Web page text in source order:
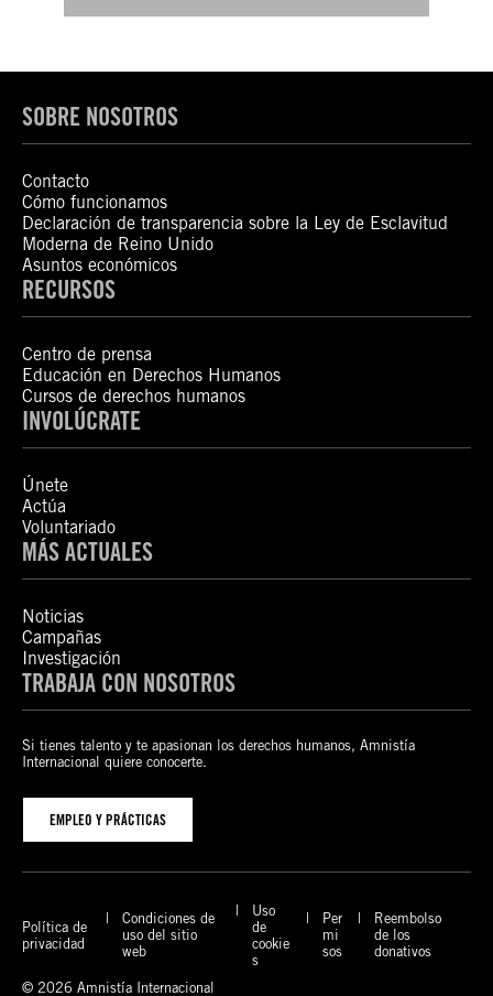
SOBRE NOSOTROS
Contacto
Cómo funcionamos
Declaración de transparencia sobre la Ley de Esclavitud
Moderna de Reino Unido
Asuntos económicos
RECURSOS
Centro de prensa
Educación en Derechos Humanos
Cursos de derechos humanos
INVOLÚCRATE
Únete
Actúa
Voluntariado
MÁS ACTUALES
Noticias
Campañas
Investigación
TRABAJA CON NOSOTROS
Si tienes talento y te apasionan los derechos humanos, Amnistía
Internacional quiere conocerte.
EMPLEO Y PRÁCTICAS
Política de
privacidad
Condiciones de
uso del sitio
web
Uso
de
cookie
s
Per
mi
sos
Reembolso
de los
donativos
© 2026 Amnistía Internacional